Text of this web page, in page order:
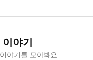
이야기
이야기를 모아봐요